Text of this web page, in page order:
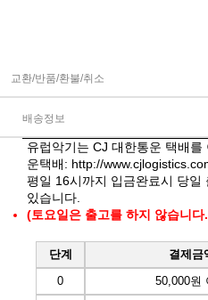
교환/반품/환불/취소
배송정보
유럽악기는 CJ 대한통운 택배
운택배: http://
평일 16시까지 입금완료시 당일
있습니다.
(토요일은 출고를 하지 않습니다
단계 결제금
0
50,000원